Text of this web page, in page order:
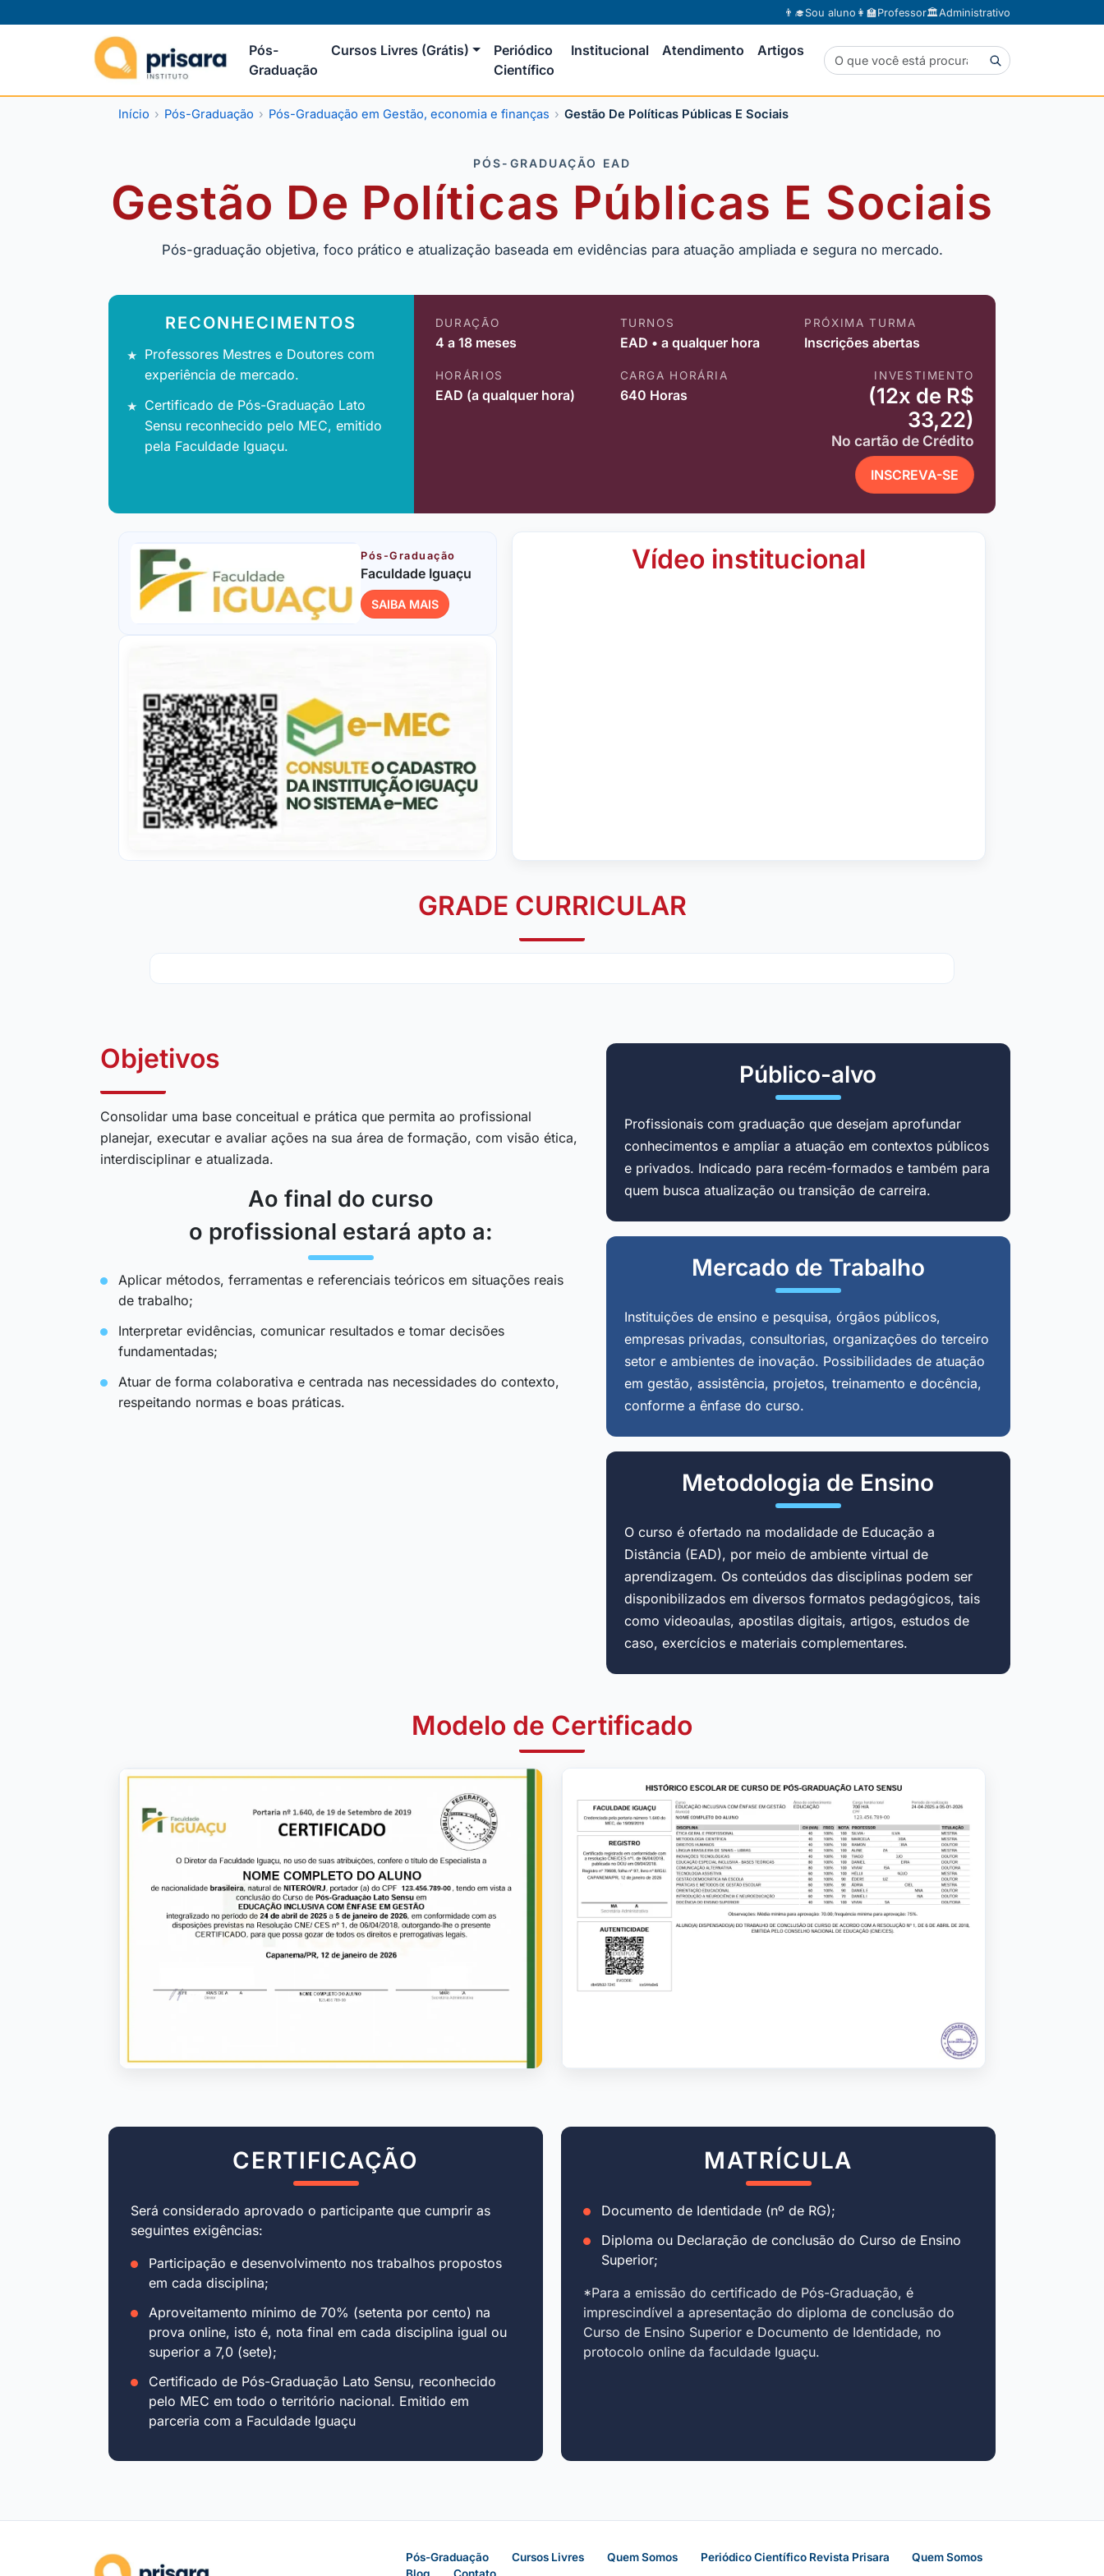
👨‍🎓Sou aluno 👩‍🏫Professor🏛️Administrativo
Pós-
Graduação
Cursos Livres (Grátis)
Periódico
Científico
Institucional Atendimento Artigos
Início Pós-Graduação Pós-Graduação em Gestão, economia e finanças Gestão De Políticas Públicas E Sociais
PÓS-GRADUAÇÃO EAD
Gestão De Políticas Públicas E Sociais
Pós-graduação objetiva, foco prático e atualização baseada em evidências para atuação ampliada e segura no mercado.
RECONHECIMENTOS
Professores Mestres e Doutores com
experiência de mercado.
Certificado de Pós-Graduação Lato
Sensu reconhecido pelo MEC, emitido
pela Faculdade Iguaçu.
DURAÇÃO
4 a 18 meses
TURNOS
EAD • a qualquer hora
PRÓXIMA TURMA
Inscrições abertas
HORÁRIOS
EAD (a qualquer hora)
CARGA HORÁRIA
640 Horas
INVESTIMENTO
(12x de R$
33,22)
No cartão de Crédito
INSCREVA-SE
Pós-Graduação
Faculdade Iguaçu
SAIBA MAIS
Vídeo institucional
GRADE CURRICULAR
Objetivos
Consolidar uma base conceitual e prática que permita ao profissional
planejar, executar e avaliar ações na sua área de formação, com visão ética,
interdisciplinar e atualizada.
Ao final do curso
o profissional estará apto a:
Aplicar métodos, ferramentas e referenciais teóricos em situações reais
de trabalho;
Interpretar evidências, comunicar resultados e tomar decisões
fundamentadas;
Atuar de forma colaborativa e centrada nas necessidades do contexto,
respeitando normas e boas práticas.
Público-alvo
Profissionais com graduação que desejam aprofundar
conhecimentos e ampliar a atuação em contextos públicos
e privados. Indicado para recém-formados e também para
quem busca atualização ou transição de carreira.
Mercado de Trabalho
Instituições de ensino e pesquisa, órgãos públicos,
empresas privadas, consultorias, organizações do terceiro
setor e ambientes de inovação. Possibilidades de atuação
em gestão, assistência, projetos, treinamento e docência,
conforme a ênfase do curso.
Metodologia de Ensino
O curso é ofertado na modalidade de Educação a
Distância (EAD), por meio de ambiente virtual de
aprendizagem. Os conteúdos das disciplinas podem ser
disponibilizados em diversos formatos pedagógicos, tais
como videoaulas, apostilas digitais, artigos, estudos de
caso, exercícios e materiais complementares.
Modelo de Certificado
CERTIFICAÇÃO
Será considerado aprovado o participante que cumprir as
seguintes exigências:
Participação e desenvolvimento nos trabalhos propostos
em cada disciplina;
Aproveitamento mínimo de 70% (setenta por cento) na
prova online, isto é, nota final em cada disciplina igual ou
superior a 7,0 (sete);
Certificado de Pós-Graduação Lato Sensu, reconhecido
pelo MEC em todo o território nacional. Emitido em
parceria com a Faculdade Iguaçu
MATRÍCULA
Documento de Identidade (nº de RG);
Diploma ou Declaração de conclusão do Curso de Ensino
Superior;
*Para a emissão do certificado de Pós-Graduação, é
imprescindível a apresentação do diploma de conclusão do
Curso de Ensino Superior e Documento de Identidade, no
protocolo online da faculdade Iguaçu.
Pós-Graduação Cursos Livres Quem Somos Periódico Científico Revista Prisara
Quem Somos